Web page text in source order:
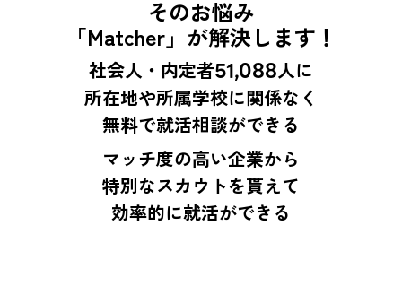
そのお悩み
「Matcher」が解決します！
社会人・内定者51,088人に
所在地や所属学校に関係なく
無料で就活相談ができる
マッチ度の高い企業から
特別なスカウトを貰えて
効率的に就活ができる